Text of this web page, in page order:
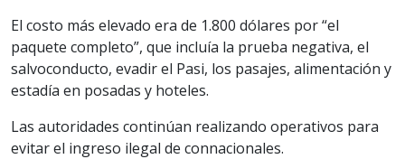
El costo más elevado era de 1.800 dólares por “el
paquete completo”, que incluía la prueba negativa, el
salvoconducto, evadir el Pasi, los pasajes, alimentación y
estadía en posadas y hoteles.
Las autoridades continúan realizando operativos para
evitar el ingreso ilegal de connacionales.